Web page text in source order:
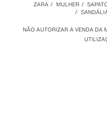
NÃO AUTORIZAR A VENDA DA
ZARA / MULHER /
/